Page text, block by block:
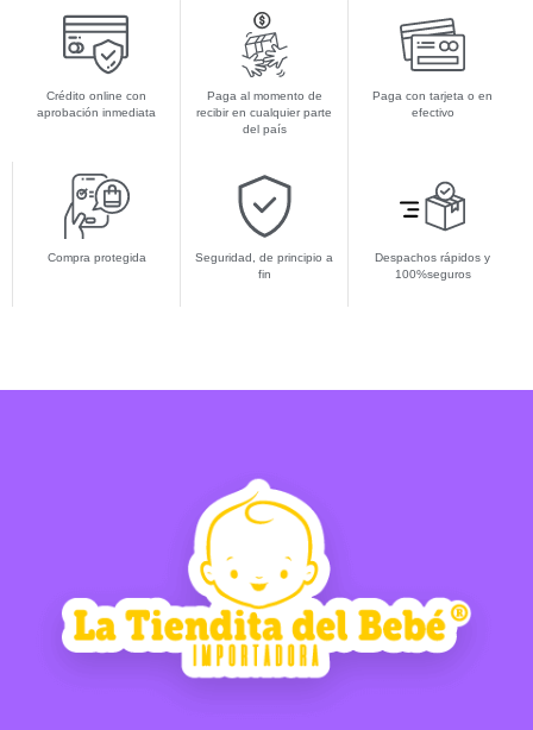
Crédito online con
aprobación inmediata
Paga al momento de
recibir en cualquier parte
del país
Paga con tarjeta o en
efectivo
Compra protegida
Seguridad, de principio a
fin
Despachos rápidos y
100%seguros